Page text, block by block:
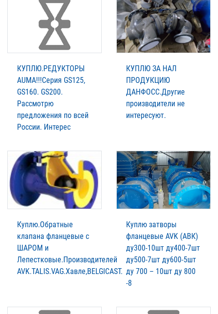
КУПЛЮ.РЕДУКТОРЫ
AUMА!!!Серия GS125,
GS160. GS200.
Рассмотрю
предложения по всей
России. Интерес
КУПЛЮ ЗА НАЛ
ПРОДУКЦИЮ
ДАНФОСС.Другие
производители не
интересуют.
Куплю.Обратные
клапана фланцевые с
ШАРОМ и
Лепестковые.Производителей
AVK.TALIS.VAG.Xавле,BELGICAST.
Куплю затворы
фланцевые AVK (АВК)
ду300-10шт ду400-7шт
ду500-7шт ду600-5шт
ду 700 – 10шт ду 800
-8